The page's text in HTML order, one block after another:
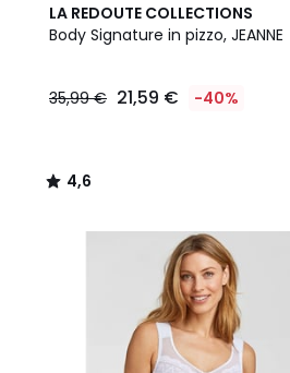
LA REDOUTE COLLECTIONS
Body Signature in pizzo, JEANNE
35,99 € 21,59 € -40%
4,6
/ 5
4,6
/